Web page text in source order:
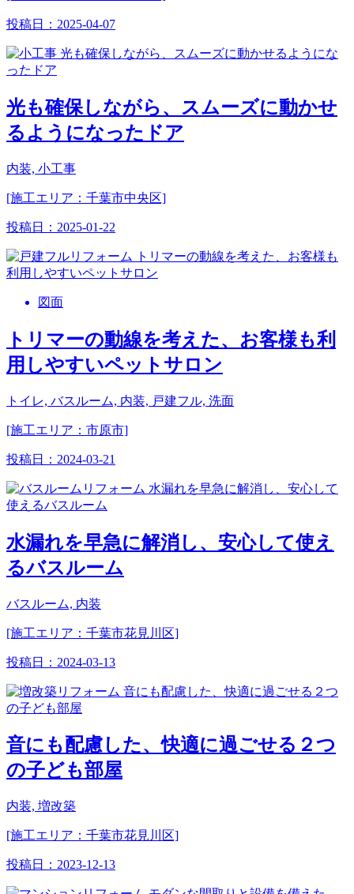
投稿日： 2025-04-07
光も確保しながら、スムーズに動かせ
るようになったドア
内装, 小工事
[施工エリア：千葉市中央区]
投稿日： 2025-01-22
図面
トリマーの動線を考えた、お客様も利
用しやすいペットサロン
トイレ, バスルーム, 内装, 戸建フル, 洗面
[施工エリア：市原市]
投稿日： 2024-03-21
水漏れを早急に解消し、安心して使え
るバスルーム
バスルーム, 内装
[施工エリア：千葉市花見川区]
投稿日： 2024-03-13
音にも配慮した、快適に過ごせる２つ
の子ども部屋
内装, 増改築
[施工エリア：千葉市花見川区]
投稿日： 2023-12-13